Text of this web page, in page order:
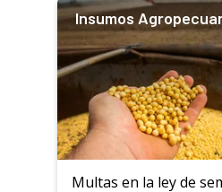
Insumos
Multas en la ley de